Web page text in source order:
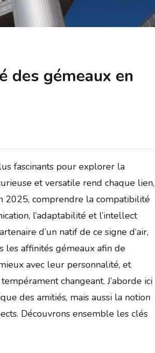
gémeaux en
fascinants pour explorer la
et versatile rend chaque lien,
2025, comprendre la compatibilité
l’adaptabilité et l’intellect
d’un natif de ce signe d’air,
les affinités gémeaux afin de
avec leur personnalité, et
changeant. J’aborde ici
des amitiés, mais aussi la notion
Découvrons ensemble les clés